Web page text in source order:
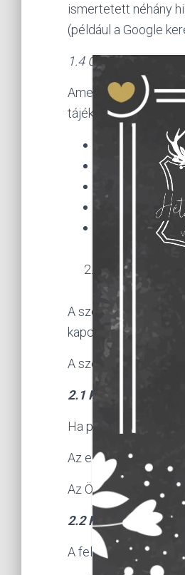
ismertetett néhány
(például a Google
1.4 Cookie-k törlése
Amennyiben Ön
tájékoztatást az
Internet
https://
A
A szerződéskötés
kapcsolatos
A szerződéskötés
2.1 Kapcsolatfelvétel
Ha például
Az előzetes
Az Ön önkéntes
2.2 Hozzászólás,
A felhasználói